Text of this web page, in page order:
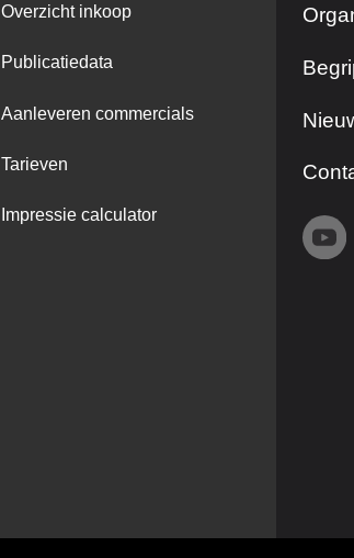
Overzicht inkoop
Publicatiedata
Aanleveren commercials
Tarieven
Impressie calculator